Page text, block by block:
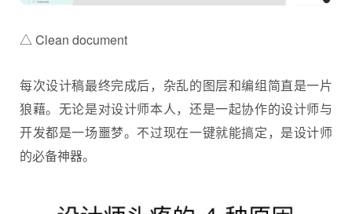
△ Clean document
每次设计稿最终完成后，杂乱的图层和编组简直是一片
狼藉。无论是对设计师本人，还是一起协作的设计师与
开发都是一场噩梦。不过现在一键就能搞定，是设计师
的必备神器。